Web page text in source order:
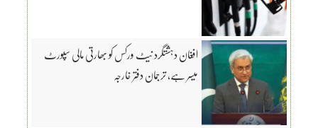
افغان دہشتگرد نیٹ ورکس کو بھارتی مالی سپورٹ
میسر ہے، ترجمان دفتر خارجہ